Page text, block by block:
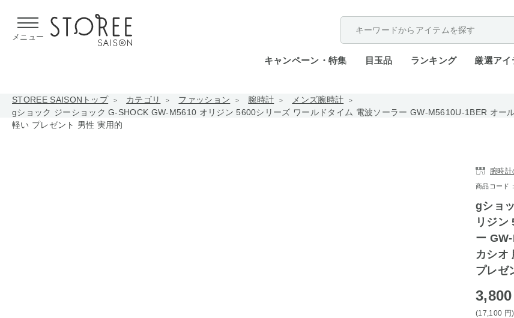
メニュー
キャンペーン・特集 目玉品 ランキング 厳選アイ
STOREE SAISONトップ カテゴリ ファッション 腕時計
メンズ腕時計
gショック ジーショック G-SHOCK GW-M5610 オリジン 5600シリーズ ワールドタイム 電波ソーラー GW-M5610U-1BER オー
軽い プレゼント 男性 実用的
腕時
商品コード
gショ
リジン
ー
カシオ
プレゼ
3,800
(17,100 円)